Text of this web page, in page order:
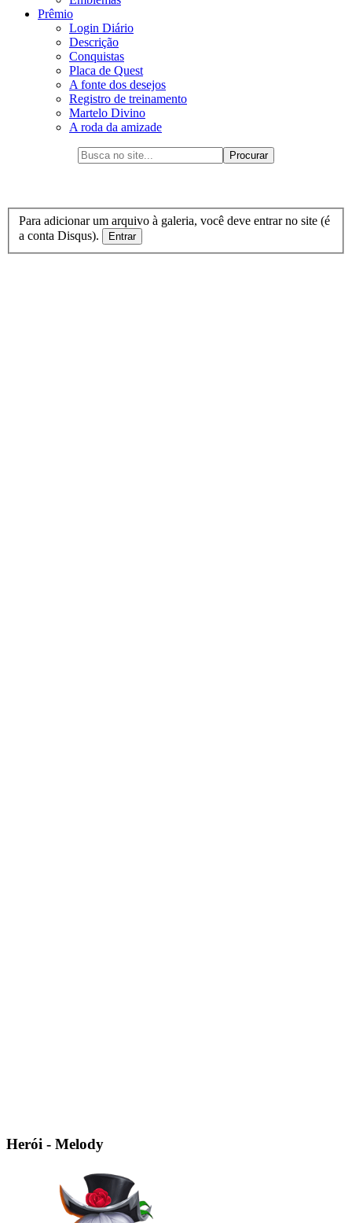
Prêmio
Login Diário
Descrição
Conquistas
Placa de Quest
A fonte dos desejos
Registro de treinamento
Martelo Divino
A roda da amizade
Para adicionar um arquivo à galeria, você deve entrar no site (é
a conta Disqus).
Entrar
Herói - Melody